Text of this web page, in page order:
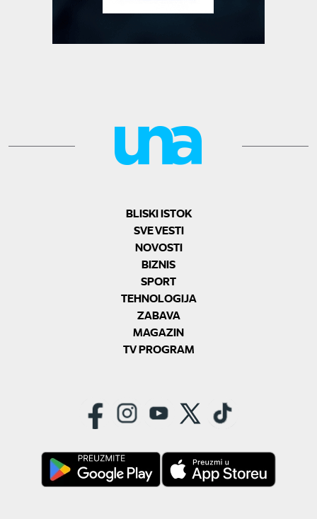
BLISKI ISTOK
SVE VESTI
NOVOSTI
BIZNIS
SPORT
TEHNOLOGIJA
ZABAVA
MAGAZIN
TV PROGRAM